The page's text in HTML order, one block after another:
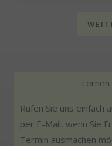
Lernen
Rufen Sie uns einfach
per E-Mail, wenn Sie
Termin ausmachen